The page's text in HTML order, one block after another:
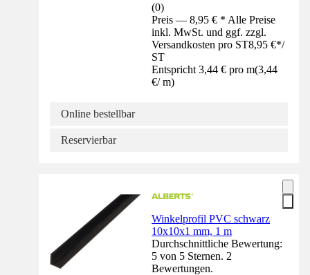
(0)
Preis — 8,95 € * Alle Preise
inkl. MwSt. und ggf. zzgl.
Versandkosten pro ST8,95 €*/
ST
Entspricht 3,44 € pro m(3,44
€/ m)
Online bestellbar
Reservierbar
Winkelprofil PVC schwarz
10x10x1 mm, 1 m
Durchschnittliche Bewertung:
5 von 5 Sternen. 2
Bewertungen.